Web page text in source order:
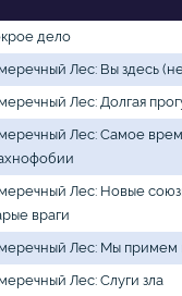
дело
Лес: Вы здесь
Лес: Долгая
Лес: Самое
Лес: Новые
враги
Лес: Мы примем
Лес: Слуги зла